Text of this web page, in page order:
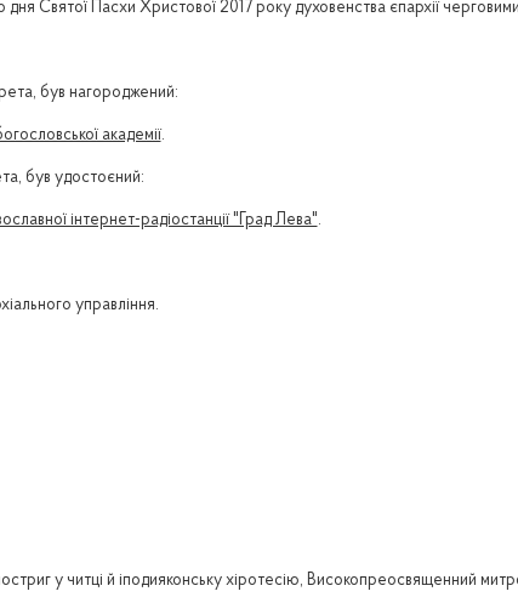
Святої Пасхи Христової 2017 року духовенства єпархії
був нагороджений:
академії.
був удостоєний:
інтернет-радіостанції "Град Лева".
управління.
у читці й іподияконську хіротесію, Високопреосвященний